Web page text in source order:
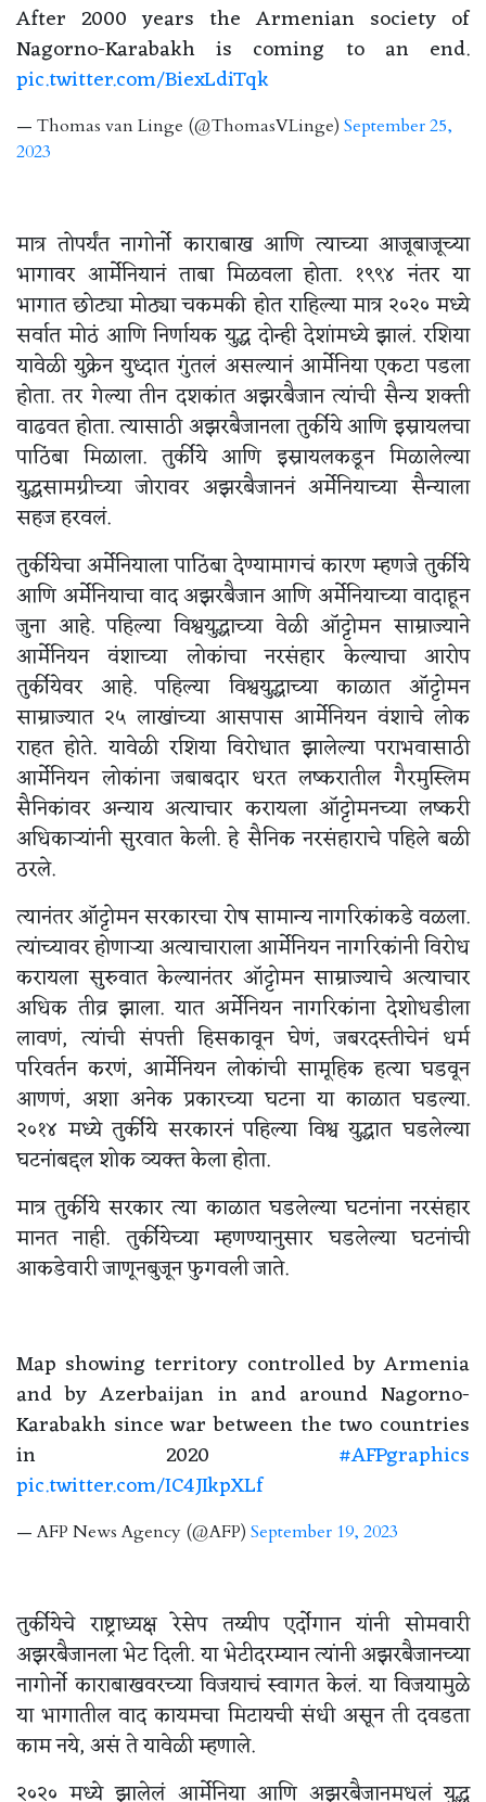
After 2000 years the Armenian society of
Nagorno-Karabakh is coming to an end.
pic.twitter.com/BiexLdiTqk
— Thomas van Linge (@ThomasVLinge) September 25,
2023
मात्र तोपर्यंत नागोर्नो काराबाख आणि त्याच्या आजूबाजूच्या
भागावर आर्मेनियानं ताबा मिळवला होता. १९९४ नंतर या
भागात छोट्या मोठ्या चकमकी होत राहिल्या मात्र २०२० मध्ये
सर्वात मोठं आणि निर्णायक युद्ध दोन्ही देशांमध्ये झालं. रशिया
यावेळी युक्रेन युध्दात गुंतलं असल्यानं आर्मेनिया एकटा पडला
होता. तर गेल्या तीन दशकांत अझरबैजान त्यांची सैन्य शक्ती
वाढवत होता. त्यासाठी अझरबैजानला तुर्कीये आणि इस्रायलचा
पाठिंबा मिळाला. तुर्कीये आणि इस्रायलकडून मिळालेल्या
युद्धसामग्रीच्या जोरावर अझरबैजाननं अर्मेनियाच्या सैन्याला
सहज हरवलं.
तुर्कीयेचा अर्मेनियाला पाठिंबा देण्यामागचं कारण म्हणजे तुर्कीये
आणि अर्मेनियाचा वाद अझरबैजान आणि अर्मेनियाच्या वादाहून
जुना आहे. पहिल्या विश्वयुद्धाच्या वेळी ऑट्टोमन साम्राज्याने
आर्मेनियन वंशाच्या लोकांचा नरसंहार केल्याचा आरोप
तुर्कीयेवर आहे. पहिल्या विश्वयुद्धाच्या काळात ऑट्टोमन
साम्राज्यात २५ लाखांच्या आसपास आर्मेनियन वंशाचे लोक
राहत होते. यावेळी रशिया विरोधात झालेल्या पराभवासाठी
आर्मेनियन लोकांना जबाबदार धरत लष्करातील गैरमुस्लिम
सैनिकांवर अन्याय अत्याचार करायला ऑट्टोमनच्या लष्करी
अधिकाऱ्यांनी सुरवात केली. हे सैनिक नरसंहाराचे पहिले बळी
ठरले.
त्यानंतर ऑट्टोमन सरकारचा रोष सामान्य नागरिकांकडे वळला.
त्यांच्यावर होणाऱ्या अत्याचाराला आर्मेनियन नागरिकांनी विरोध
करायला सुरुवात केल्यानंतर ऑट्टोमन साम्राज्याचे अत्याचार
अधिक तीव्र झाला. यात अर्मेनियन नागरिकांना देशोधडीला
लावणं, त्यांची संपत्ती हिसकावून घेणं, जबरदस्तीचेनं धर्म
परिवर्तन करणं, आर्मेनियन लोकांची सामूहिक हत्या घडवून
आणणं, अशा अनेक प्रकारच्या घटना या काळात घडल्या.
२०१४ मध्ये तुर्कीये सरकारनं पहिल्या विश्व युद्धात घडलेल्या
घटनांबद्दल शोक व्यक्त केला होता.
मात्र तुर्कीये सरकार त्या काळात घडलेल्या घटनांना नरसंहार
मानत नाही. तुर्कीयेच्या म्हणण्यानुसार घडलेल्या घटनांची
आकडेवारी जाणूनबुजून फुगवली जाते.
Map showing territory controlled by Armenia
and by Azerbaijan in and around Nagorno-
Karabakh since war between the two countries
in 2020 #AFPgraphics
pic.twitter.com/IC4JIkpXLf
— AFP News Agency (@AFP) September 19, 2023
तुर्कीयेचे राष्ट्राध्यक्ष रेसेप तय्यीप एर्दोगान यांनी सोमवारी
अझरबैजानला भेट दिली. या भेटीदरम्यान त्यांनी अझरबैजानच्या
नागोर्नो काराबाखवरच्या विजयाचं स्वागत केलं. या विजयामुळे
या भागातील वाद कायमचा मिटायची संधी असून ती दवडता
काम नये, असं ते यावेळी म्हणाले.